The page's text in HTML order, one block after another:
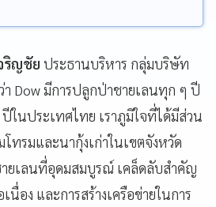
ริญชัย ประธานบริหาร กลุ่มบริษัท
า Dow มีการปลูกป่าชายเลนทุก ๆ ปี
ปีในประเทศไทย เราภูมิใจที่ได้มีส่วน
รมและนากุ้งเก่าในเขตจังหวัด
ยเลนที่อุดมสมบูรณ์ เคล็ดลับสำคัญ
นื่อง และการสร้างเครือข่ายในการ